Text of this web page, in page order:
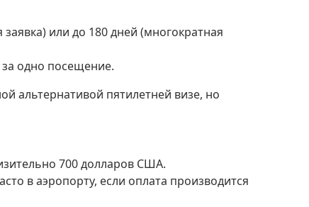
или до 180 дней (многократная
одно посещение.
альтернативой пятилетней визе, но
700 долларов США.
в аэропорту, если оплата производится